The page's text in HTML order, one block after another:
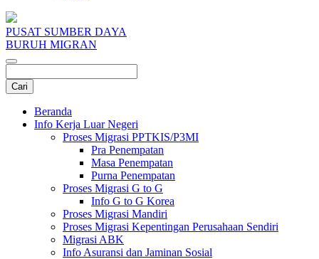
PUSAT SUMBER DAYA
BURUH MIGRAN
Beranda
Info Kerja Luar Negeri
Proses Migrasi PPTKIS/P3MI
Pra Penempatan
Masa Penempatan
Purna Penempatan
Proses Migrasi G to G
Info G to G Korea
Proses Migrasi Mandiri
Proses Migrasi Kepentingan Perusahaan Sendiri
Migrasi ABK
Info Asuransi dan Jaminan Sosial